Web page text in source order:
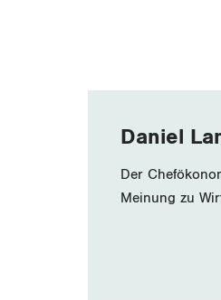
Daniel
Der
Meinung zu